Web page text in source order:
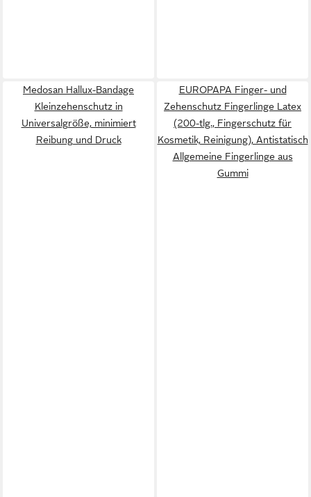
Medosan Hallux-Bandage
Kleinzehenschutz in
Universalgröße, minimiert
Reibung und Druck
EUROPAPA Finger- und
Zehenschutz Fingerlinge Latex
(200-tlg., Fingerschutz für
Kosmetik, Reinigung), Antistatisch
Allgemeine Fingerlinge aus
Gummi